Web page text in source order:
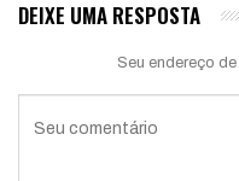
DEIXE UMA RESPOSTA
Seu endereço